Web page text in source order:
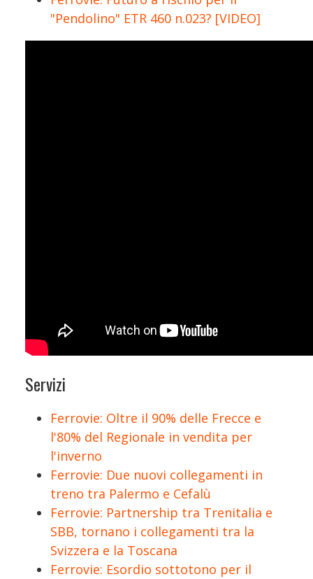
"Pendolino" ETR 460 n.023? [VIDEO]
Servizi
Ferrovie: Oltre il 90% delle Frecce e
l'80% del Regionale in vendita per
l'inverno
Ferrovie: Due nuovi collegamenti in
treno tra Palermo e Cefalù
Ferrovie: Partnership tra Trenitalia e
SBB, tornano i collegamenti tra la
Svizzera e la Toscana
Ferrovie: Esordio sottotono per il